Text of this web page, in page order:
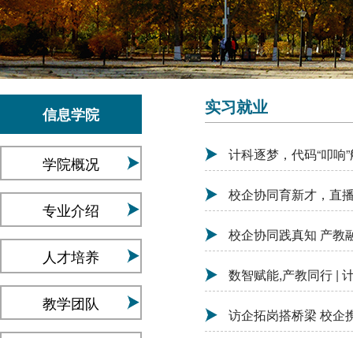
信息学院
学院概况
专业介绍
人才培养
教学团队
实习就业
计科逐梦，代码“叩响
校企协同育新才，直
校企协同践真知 产教
数智赋能,产教同行 |
访企拓岗搭桥梁 校企